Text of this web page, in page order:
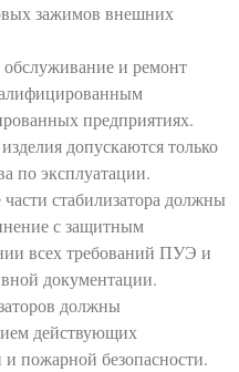
зажимов внешних
и ремонт
предприятиях.
допускаются только
по эксплуатации.
стабилизатора должны
с защитным
всех требований ПУЭ и
документации.
должны
действующих
и пожарной безопасности.